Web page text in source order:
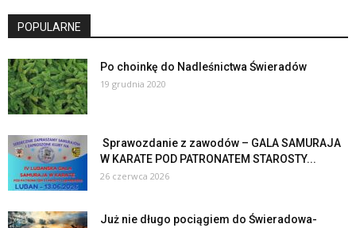
POPULARNE
Po choinkę do Nadleśnictwa Świeradów
19 grudnia 2020
Sprawozdanie z zawodów – GALA SAMURAJA
W KARATE POD PATRONATEM STAROSTY...
26 czerwca 2026
Już nie długo pociągiem do Świeradowa-